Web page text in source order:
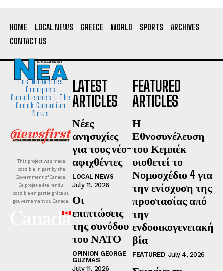
HOME LOCAL NEWS GREECE WORLD SPORTS
ARCHIVES
CONTACT US
Les Nouvelles
Grecques
Canadiennes I The
Greek Canadian
News
This project was made
possible in part by the
Government of Canada.
Ce projet a été rendu
possible en partie grâce au
gouvernement du Canada.
LATEST
ARTICLES
Νέες
ανησυχίες
για τους νέο-
αφιχθέντες
LOCAL NEWS
July 11, 2026
Οι
επιπτώσεις
της συνόδου
του ΝΑΤΟ
OPINION GEORGE
GUZMAS
July 11, 2026
FEATURED
ARTICLES
Η
Εθνοσυνέλευση
του Κεμπέκ
υιοθετεί το
Νομοσχέδιο 4 για
την ενίσχυση της
προστασίας από
την
ενδοοικογενειακή
βία
FEATURED July 4, 2026